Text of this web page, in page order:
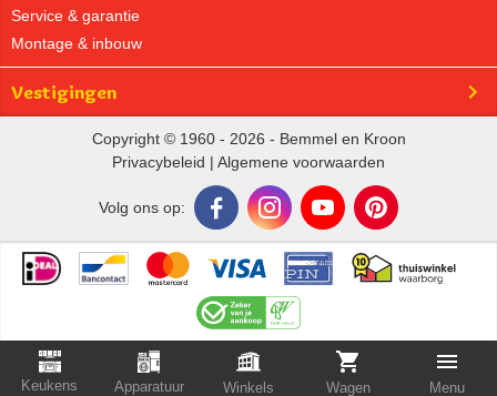
Keukens Apparatuur Winkels Wagen Menu
Service & garantie
Montage & inbouw
Vestigingen
Copyright © 1960 - 2026 - Bemmel en Kroon
Privacybeleid | Algemene voorwaarden
Volg ons op: